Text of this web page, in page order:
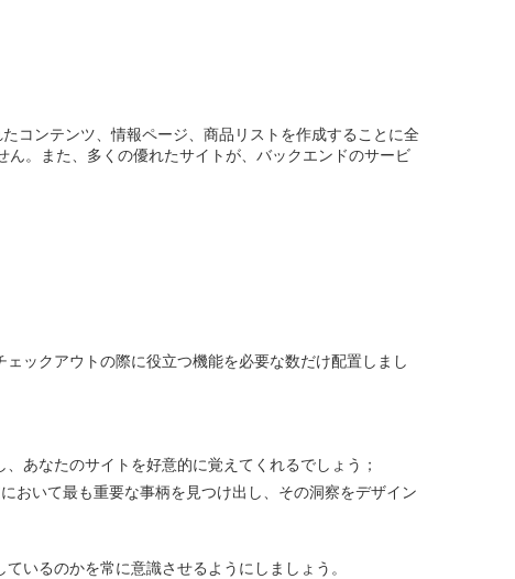
コンテンツ、情報ページ、商品リストを作成することに全
。また、多くの優れたサイトが、バックエンドのサービ
ックアウトの際に役立つ機能を必要な数だけ配置しまし
あなたのサイトを好意的に覚えてくれるでしょう；
おいて最も重要な事柄を見つけ出し、その洞察をデザイン
いるのかを常に意識させるようにしましょう。